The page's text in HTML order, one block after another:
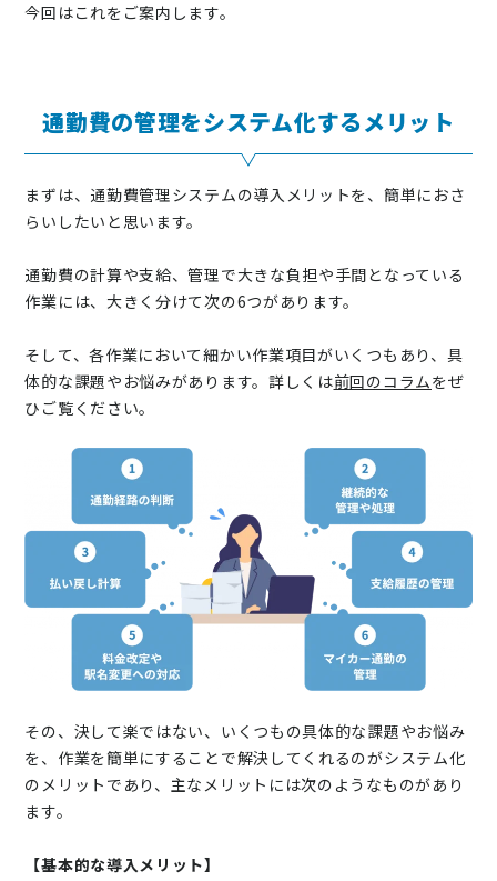
今回はこれをご案内します。
通勤費の管理をシステム化するメリット
まずは、通勤費管理システムの導入メリットを、簡単におさ
らいしたいと思います。
通勤費の計算や支給、管理で大きな負担や手間となっている
作業には、大きく分けて次の6つがあります。
そして、各作業において細かい作業項目がいくつもあり、具
体的な課題やお悩みがあります。詳しくは前回のコラムをぜ
ひご覧ください。
その、決して楽ではない、いくつもの具体的な課題やお悩み
を、作業を簡単にすることで解決してくれるのがシステム化
のメリットであり、主なメリットには次のようなものがあり
ます。
【基本的な導入メリット】